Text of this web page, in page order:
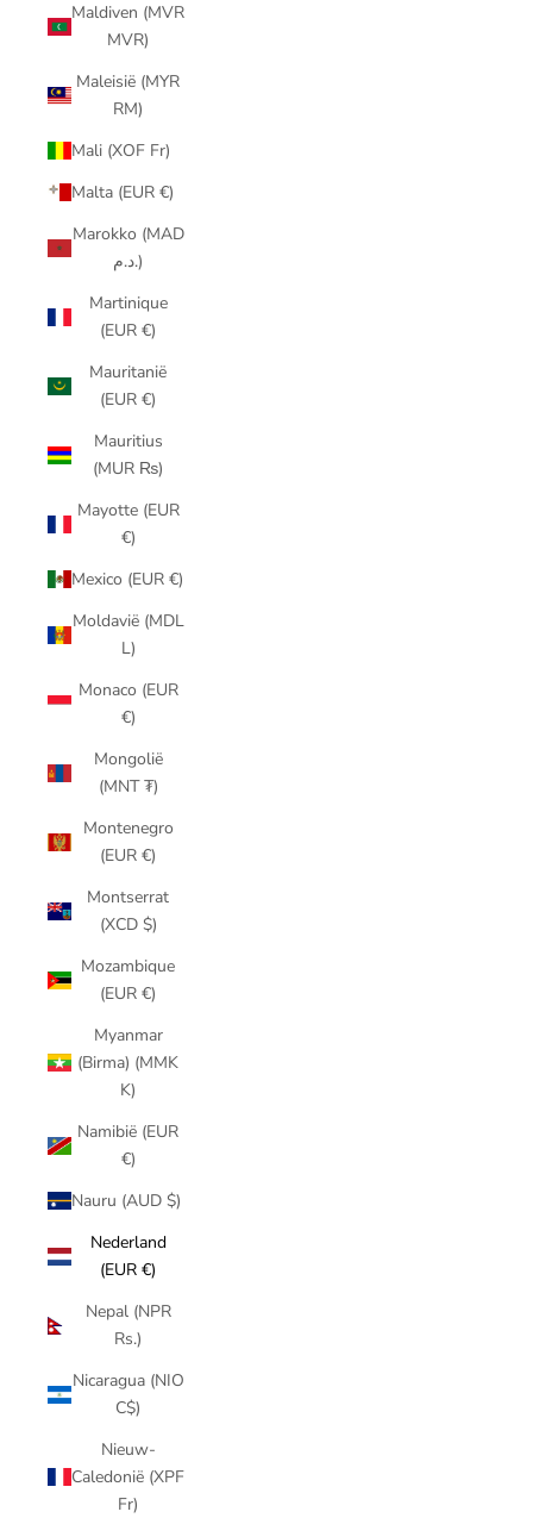
Maldiven (MVR
MVR)
Maleisië (MYR
RM)
Mali (XOF Fr)
Malta (EUR €)
Marokko (MAD
د.م.)
Martinique
(EUR €)
Mauritanië
(EUR €)
Mauritius
(MUR ₨)
Mayotte (EUR
€)
Mexico (EUR €)
Moldavië (MDL
L)
Monaco (EUR
€)
Mongolië
(MNT ₮)
Montenegro
(EUR €)
Montserrat
(XCD $)
Mozambique
(EUR €)
Myanmar
(Birma) (MMK
K)
Namibië (EUR
€)
Nauru (AUD $)
Nederland
(EUR €)
Nepal (NPR
Rs.)
Nicaragua (NIO
C$)
Nieuw-
Caledonië (XPF
Fr)